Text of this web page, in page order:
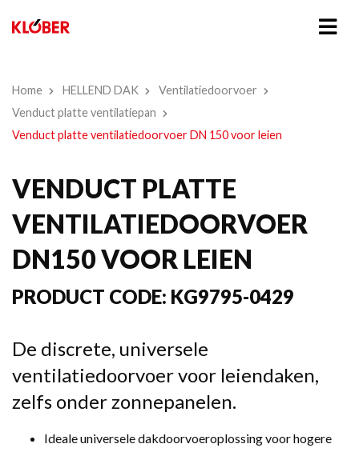
Home HELLEND DAK
Ventilatiedoorvoer
Venduct platte ventilatiepan
Venduct platte ventilatiedoorvoer DN 150 voor leien
VENDUCT PLATTE
VENTILATIEDOORVOER
DN150 VOOR LEIEN
PRODUCT CODE: KG9795-0429
De discrete, universele
ventilatiedoorvoer voor leiendaken,
zelfs onder zonnepanelen.
Ideale universele dakdoorvoeroplossing voor hogere